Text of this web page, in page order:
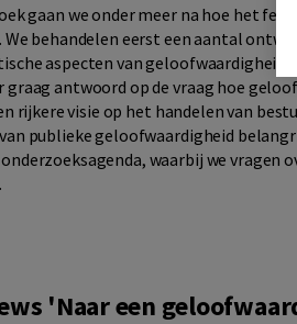
gaan we onder meer na hoe het
behandelen eerst een aantal
aspecten van geloofwaardigheid.
graag antwoord op de vraag hoe
rijkere visie op het handelen van
publieke geloofwaardigheid
waarbij we
'Naar een